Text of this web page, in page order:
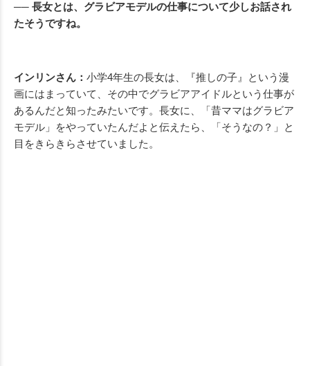
── 長女とは、グラビアモデルの仕事について少しお話され
たそうですね。
インリンさん： 小学4年生の長女は、『推しの子』という漫
画にはまっていて、その中でグラビアアイドルという仕事が
あるんだと知ったみたいです。長女に、「昔ママはグラビア
モデル」をやっていたんだよと伝えたら、「そうなの？」と
目をきらきらさせていました。